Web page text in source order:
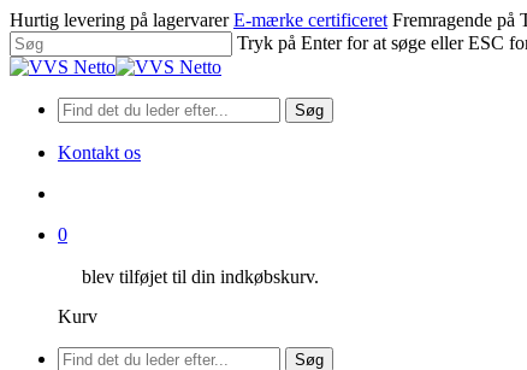
Spring
til
hovedindhold
Hurtig levering på lagervarer E-mærke certificeret Fremragende
Tryk på Enter for at søge eller ESC
Luk
Søg
Kontakt os
0
blev tilføjet til din indkøbskurv.
Kurv
Menu
Søg